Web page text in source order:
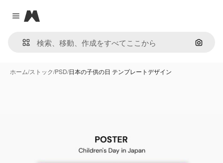
Close menu
Magnific
画像で
ホーム/ストック/PSD/日本の子供の日 テンプレートデザイン